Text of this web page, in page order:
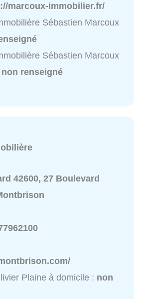
marcoux-immobilier.fr/
Sébastien Marcoux
Sébastien Marcoux
non renseigné
42600, 27 Boulevard
Plaine à domicile : non